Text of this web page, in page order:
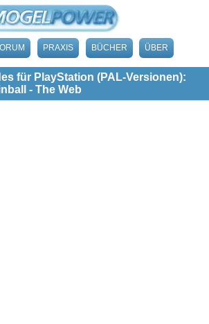
PRAXIS BÜCHER ÜBER
für PlayStation (PAL-Versionen):
- The Web